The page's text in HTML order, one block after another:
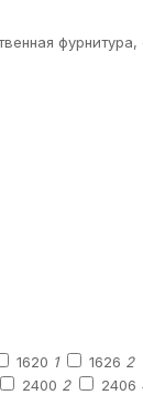
1620 1 1626 2
2400 2 2406